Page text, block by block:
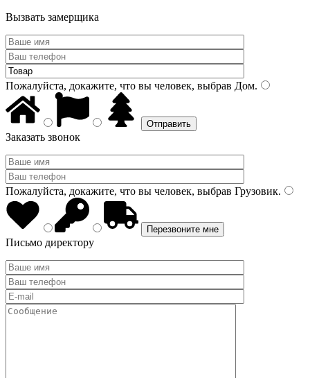
Вызвать замерщика
Пожалуйста, докажите, что вы человек, выбрав Дом.
Заказать звонок
Пожалуйста, докажите, что вы человек, выбрав Грузовик.
Письмо директору